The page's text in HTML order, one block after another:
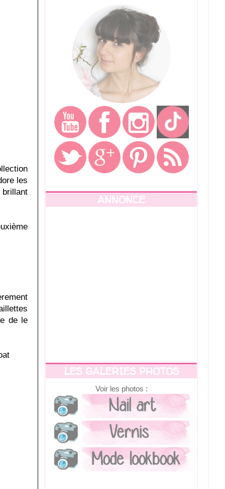
les
brillant
de le
ANNONCE
LES GALERIES PHOTOS
Voir les photos :